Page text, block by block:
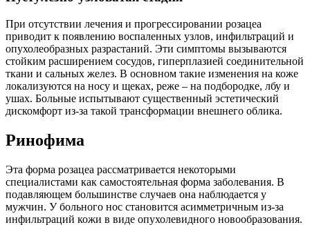
При отсутствии лечения и прогрессировании розацеа
приводит к появлению воспаленных узлов, инфильтраций и
опухолеобразных разрастаний. Эти симптомы вызываются
стойким расширением сосудов, гиперплазией соединительной
ткани и сальных желез. В основном такие изменения на коже
локализуются на носу и щеках, реже – на подбородке, лбу и
ушах. Больные испытывают существенный эстетический
дискомфорт из-за такой трансформации внешнего облика.
Ринофима
Эта форма розацеа рассматривается некоторыми
специалистами как самостоятельная форма заболевания. В
подавляющем большинстве случаев она наблюдается у
мужчин. У больного нос становится асимметричным из-за
инфильтраций кожи в виде опухолевидного новообразования.